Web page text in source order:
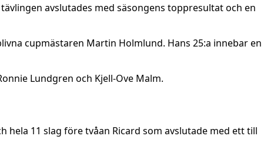
avslutades med säsongens toppresultat och en
cupmästaren Martin Holmlund. Hans 25:a innebar en
Lundgren och Kjell-Ove Malm.
11 slag före tvåan Ricard som avslutade med ett till